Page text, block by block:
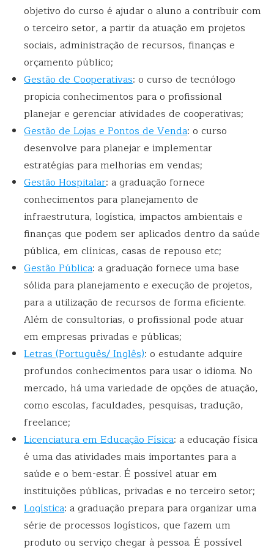
objetivo do curso é ajudar o aluno a contribuir com
o terceiro setor, a partir da atuação em projetos
sociais, administração de recursos, finanças e
orçamento público;
Gestão de Cooperativas: o curso de tecnólogo
propicia conhecimentos para o profissional
planejar e gerenciar atividades de cooperativas;
Gestão de Lojas e Pontos de Venda: o curso
desenvolve para planejar e implementar
estratégias para melhorias em vendas;
Gestão Hospitalar: a graduação fornece
conhecimentos para planejamento de
infraestrutura, logística, impactos ambientais e
finanças que podem ser aplicados dentro da saúde
pública, em clínicas, casas de repouso etc;
Gestão Pública: a graduação fornece uma base
sólida para planejamento e execução de projetos,
para a utilização de recursos de forma eficiente.
Além de consultorias, o profissional pode atuar
em empresas privadas e públicas;
Letras (Português/ Inglês): o estudante adquire
profundos conhecimentos para usar o idioma. No
mercado, há uma variedade de opções de atuação,
como escolas, faculdades, pesquisas, tradução,
freelance;
Licenciatura em Educação Física: a educação física
é uma das atividades mais importantes para a
saúde e o bem-estar. É possível atuar em
instituições públicas, privadas e no terceiro setor;
Logística: a graduação prepara para organizar uma
série de processos logísticos, que fazem um
produto ou serviço chegar à pessoa. É possível